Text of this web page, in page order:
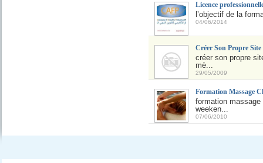
Licence
l’objectif de la
04/06/2014
Créer Son Propre
créer son propre
mè...
29/05/2009
Formation Massage
formation
weeken...
07/06/2010